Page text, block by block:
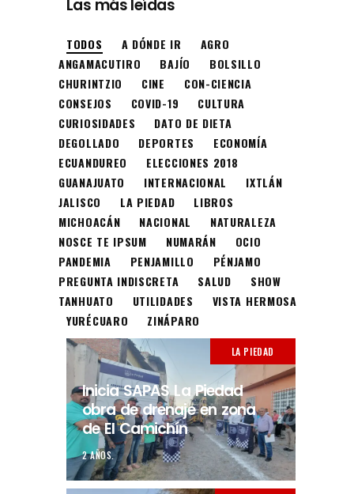
Las más leídas
TODOS A DÓNDE IR
AGRO
ANGAMACUTIRO
BAJÍO
BOLSILLO
CHURINTZIO
CINE
CON-CIENCIA
CONSEJOS
COVID-19
CULTURA
CURIOSIDADES
DATO DE DIETA
DEGOLLADO
DEPORTES
ECONOMÍA
ECUANDUREO
ELECCIONES 2018
GUANAJUATO
INTERNACIONAL
IXTLÁN
JALISCO
LA PIEDAD
LIBROS
MICHOACÁN
NACIONAL
NATURALEZA
NOSCE TE IPSUM
NUMARÁN
OCIO
PANDEMIA
PENJAMILLO
PÉNJAMO
PREGUNTA INDISCRETA
SALUD
SHOW
TANHUATO
UTILIDADES
VISTA HERMOSA
YURÉCUARO
ZINÁPARO
LA PIEDAD
Inicia SAPAS La Piedad
obra de drenaje en zona
de El Camichín
2 AÑOS.